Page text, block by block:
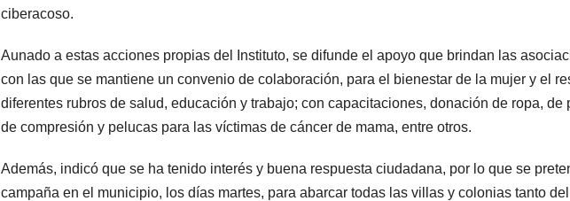
ciberacoso.
Aunado a estas acciones propias del Instituto, se difunde el apoyo que brindan las
con las que se mantiene un convenio de colaboración, para el bienestar de la mujer y el
diferentes rubros de salud, educación y trabajo; con capacitaciones, donación de ropa, de
de compresión y pelucas para las víctimas de cáncer de mama, entre otros.
Además, indicó que se ha tenido interés y buena respuesta ciudadana, por lo que se
campaña en el municipio, los días martes, para abarcar todas las villas y colonias tanto